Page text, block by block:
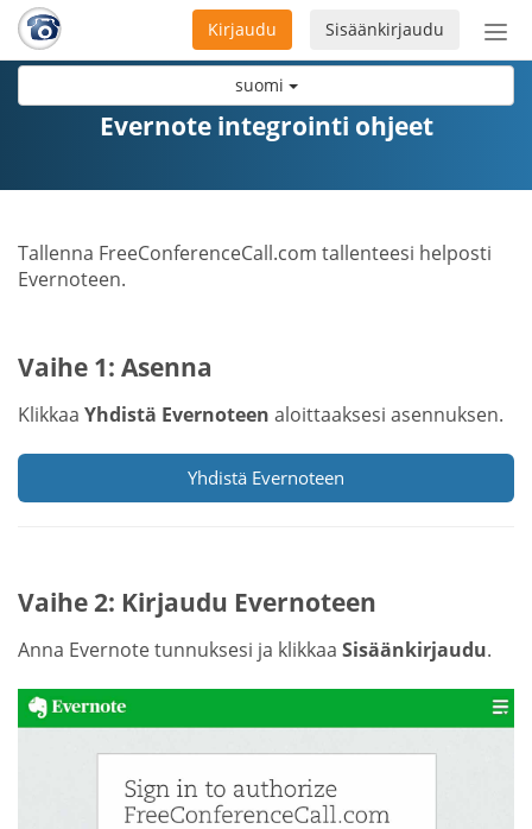
suomi
Sisäänkirjaudu
Kirjaudu
Evernote integrointi ohjeet
Tallenna FreeConferenceCall.com tallenteesi helposti
Evernoteen.
Vaihe 1: Asenna
Klikkaa Yhdistä Evernoteen aloittaaksesi asennuksen.
Yhdistä Evernoteen
Vaihe 2: Kirjaudu Evernoteen
Anna Evernote tunnuksesi ja klikkaa Sisäänkirjaudu.